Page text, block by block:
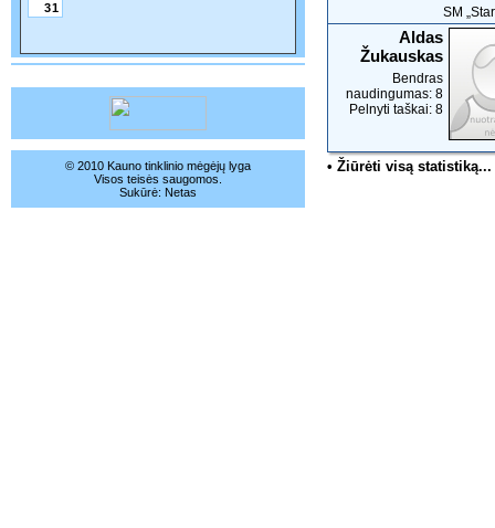
31
© 2010 Kauno tinklinio mėgėjų lyga
Visos teisės saugomos.
Sukūrė: Netas
SM
Aldas
Žukauskas
Bendras
naudingumas: 8
Pelnyti taškai: 8
• Žiūrėti visą statistiką...